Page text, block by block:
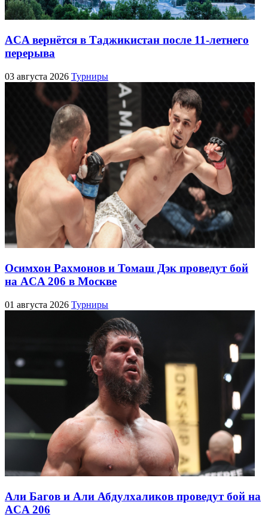
ACA вернётся в Таджикистан после 11-летнего
перерыва
03 августа 2026 Турниры
Осимхон Рахмонов и Томаш Дэк проведут бой
на ACA 206 в Москве
01 августа 2026 Турниры
Али Багов и Али Абдулхаликов проведут бой на
ACA 206